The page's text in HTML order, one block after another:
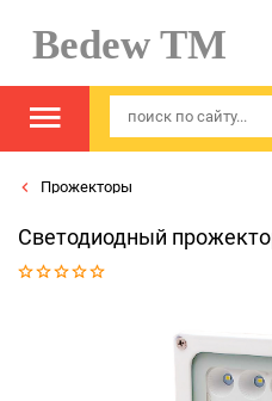
Bedew TM
Прожекторы
Светодиодный